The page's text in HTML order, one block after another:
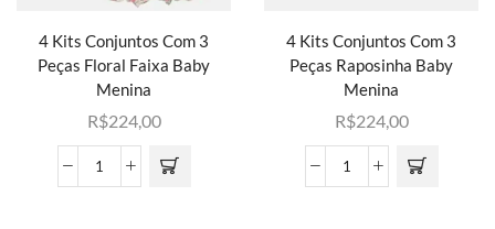
4 Kits Conjuntos Com 3
Peças Floral Faixa Baby
Menina
R$224,00
4 Kits Conjuntos Com 3
Peças Raposinha Baby
Menina
R$224,00